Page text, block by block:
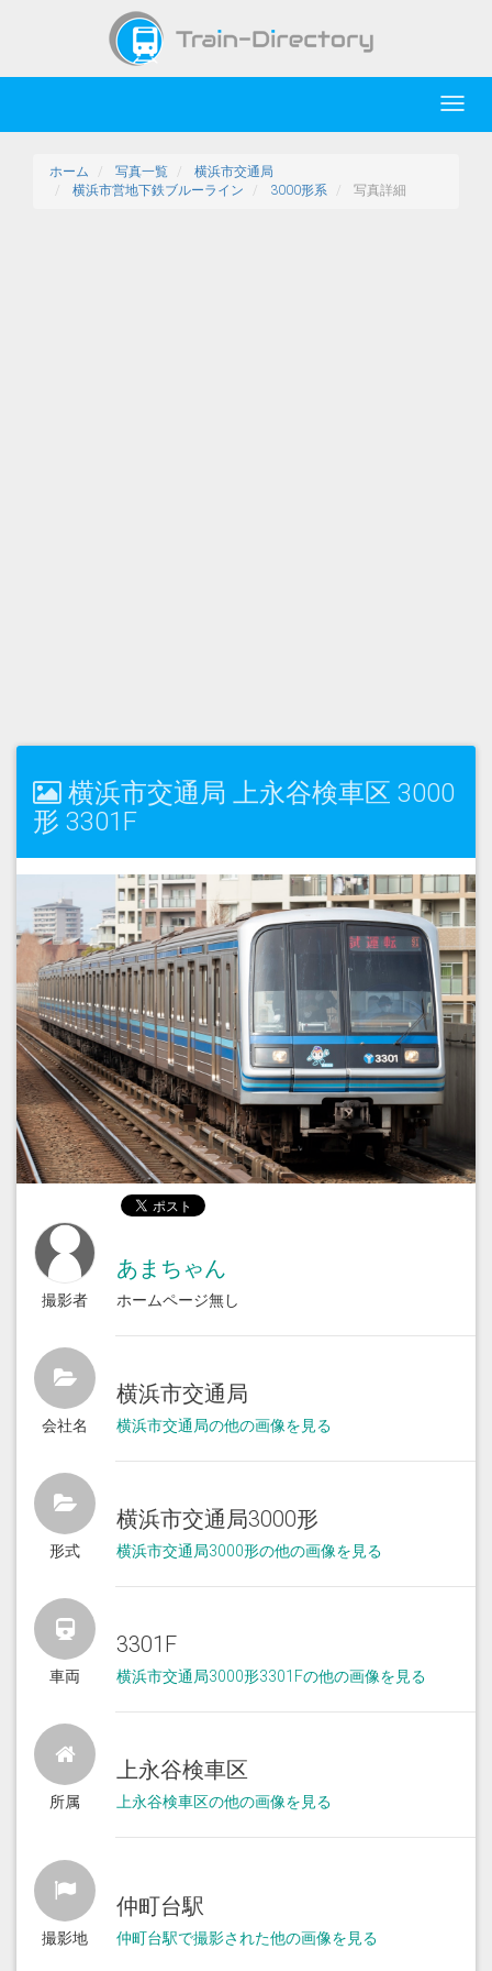
ホーム 写真一覧
横浜市交通局
横浜市営地下鉄ブルーライン
3000形系 写真詳細
横浜市交通局 上永谷検車区 3000
形 3301F
撮影者
あまちゃん
ホームページ無し
会社名
横浜市交通局
横浜市交通局の他の画像を見る
形式
横浜市交通局3000形
横浜市交通局3000形の他の画像を見る
車両
3301F
横浜市交通局3000形3301Fの他の画像を見る
所属
上永谷検車区
上永谷検車区の他の画像を見る
撮影地
仲町台駅
仲町台駅で撮影された他の画像を見る